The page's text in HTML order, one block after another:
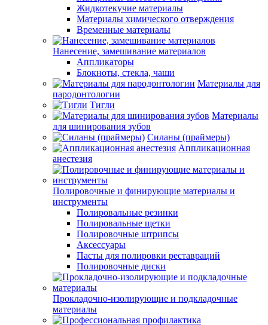
Жидкотекучие материалы
Материалы химического отверждения
Временные материалы
Нанесение, замешивание материалов
Аппликаторы
Блокноты, стекла, чаши
Материалы для
пародонтологии
Тигли
Материалы
для шинирования зубов
Силаны (праймеры)
Аппликационная
анестезия
Полировочные и финирующие материалы и
инструменты
Полировальные резинки
Полировальные щетки
Полировочные штрипсы
Аксессуары
Пасты для полировки реставраций
Полировочные диски
Прокладочно-изолирующие и подкладочные
материалы